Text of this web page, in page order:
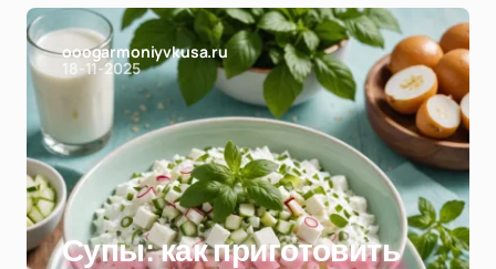
ooogarmoniyvkusa.ru
18-11-2025
Супы: как приготовить